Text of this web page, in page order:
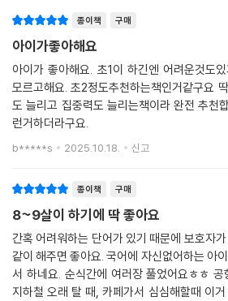
말, 같은 말, 반대말, 참고할 말 등을 풍성하게
낱말 알아맞히기 놀이를 하는 가운데 어휘력 수
의 의도가 담긴 장치입니다. 또한, 국어사전 없
공부가 충분하도록 배려한 것이기도 합니다.
1부는 5×5 퍼즐, 2부는 좀 더 심화된 7×7 퍼즐
50개의 퍼즐을 선보입니다. 이어서 출시될 중
함이 없을 것입니다. 시리즈 모두 고급스러운
게 책장을 넘기고 필기할 수 있도록 도왔습니다
력이라는 말처럼, 우리 아이들이 이 책을 놀이
시키고 탄탄한 학업의 기초를 쌓기를 바라는
기를 바랍니다.
종이책 구매
아이가좋아해요
아이가 좋아해요. 초1이 하긴엔 어려운것도
모르고해요. 초2정도추천하는책인거같구요
도 늘리고 집중력도 늘리는책이라 완전 추천
런거하더라구요.
b*****s 2025.10.18. 신고
종이책 구매
8~9살이 하기에 딱 좋아요
간혹 어려워하는 단어가 있기 때문에 보호자
같이 해주면 좋아요. 국어에 자신없어하는 아
서 하네요. 순식간에 여러장 풀었어요ㅎㅎ
지하철 오래 탈 때, 카페가서 심심해할때 이